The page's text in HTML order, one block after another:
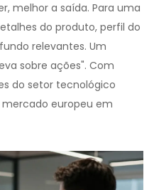
melhor a saída. Para uma
do produto, perfil do
relevantes. Um
sobre ações". Com
do setor tecnológico
europeu em